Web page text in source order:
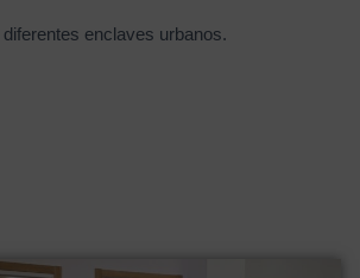
enclaves urbanos.